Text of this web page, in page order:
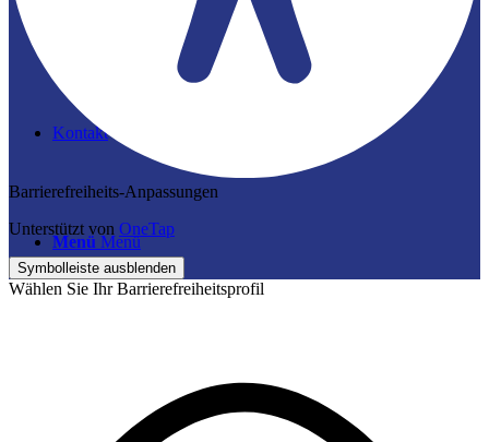
Kontakt
Menü Menü
Barrierefreiheits-Anpassungen
Unterstützt von OneTap
Symbolleiste ausblenden
Wählen Sie Ihr Barrierefreiheitsprofil